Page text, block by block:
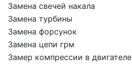
Замена свечей накала
Замена турбины
Замена форсунок
Замена цепи грм
Замер компрессии в двигателе